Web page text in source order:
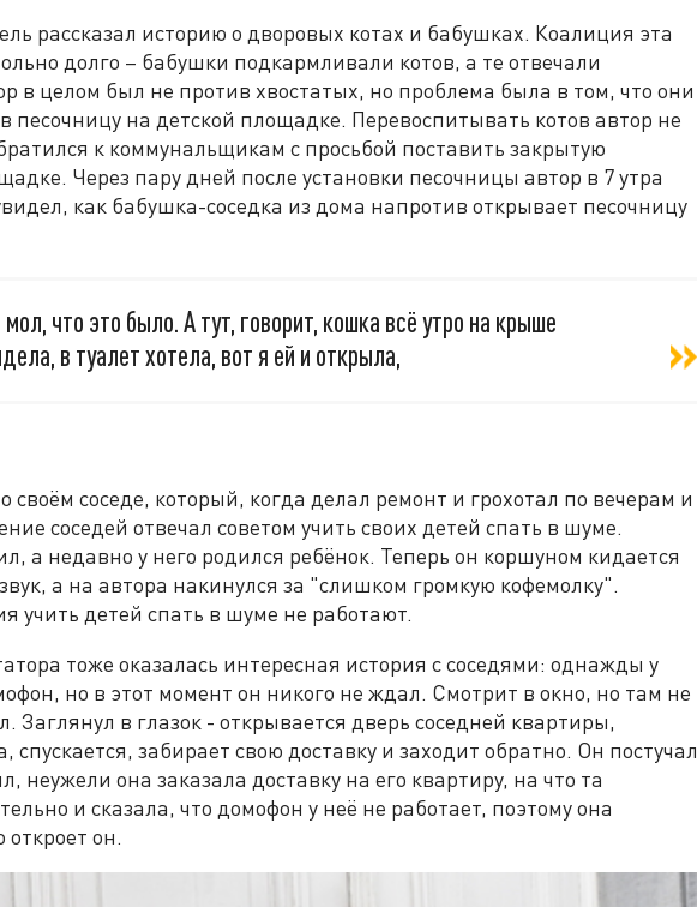
рассказал историю о дворовых котах и бабушках. Коалиция эта
долго – бабушки подкармливали котов, а те отвечали
в целом был не против хвостатых, но проблема была в том, что они
песочницу на детской площадке. Перевоспитывать котов автор не
к коммунальщикам с просьбой поставить закрытую
Через пару дней после установки песочницы автор в 7 утра
как бабушка-соседка из дома напротив открывает песочницу
что это было. А тут, говорит, кошка всё утро на крыше
в туалет хотела, вот я ей и открыла,
своём соседе, который, когда делал ремонт и грохотал по вечерам и
соседей отвечал советом учить своих детей спать в шуме.
а недавно у него родился ребёнок. Теперь он коршуном кидается
а на автора накинулся за "слишком громкую кофемолку".
учить детей спать в шуме не работают.
тоже оказалась интересная история с соседями: однажды у
но в этот момент он никого не ждал. Смотрит в окно, но там не
Заглянул в глазок - открывается дверь соседней квартиры,
забирает свою доставку и заходит обратно. Он постучал
неужели она заказала доставку на его квартиру, на что та
и сказала, что домофон у неё не работает, поэтому она
откроет он.